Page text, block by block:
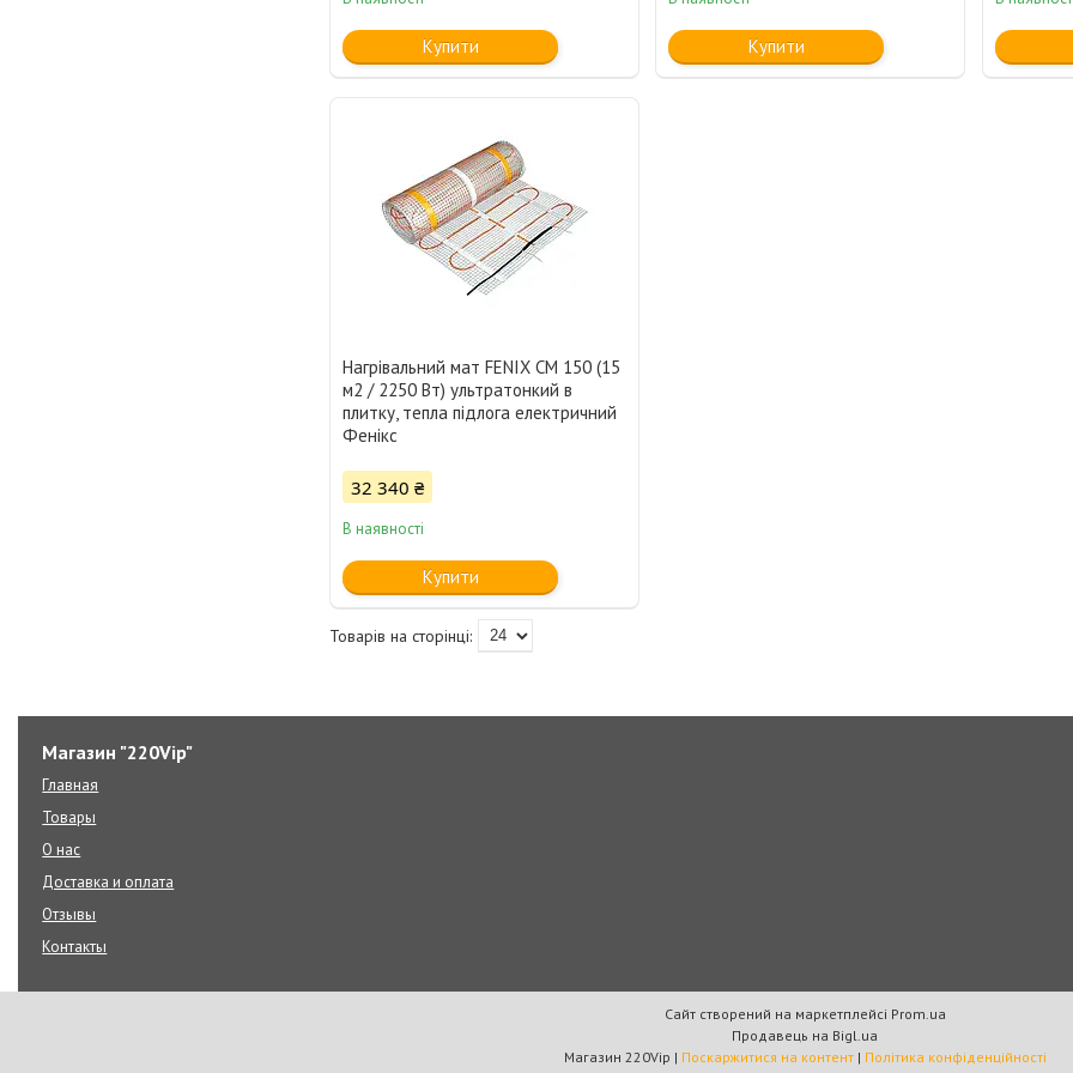
Купити Купити
Нагрівальний мат FENIX CM 150 (15
м2 / 2250 Вт) ультратонкий в
плитку, тепла підлога електричний
Фенікс
32 340 ₴
В наявності
Купити
Магазин "220Vip"
Главная
Товары
О нас
Доставка и оплата
Отзывы
Контакты
Сайт створений на маркетплейсі Prom.ua
Продавець на Bigl.ua
Магазин 220Vip | Поскаржитися на контент | Політика конфіденційності